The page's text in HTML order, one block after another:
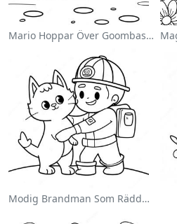
Mario Hoppar Över Goombas Målarbild
Modig Brandman Som Räddar En Katt Målarbild